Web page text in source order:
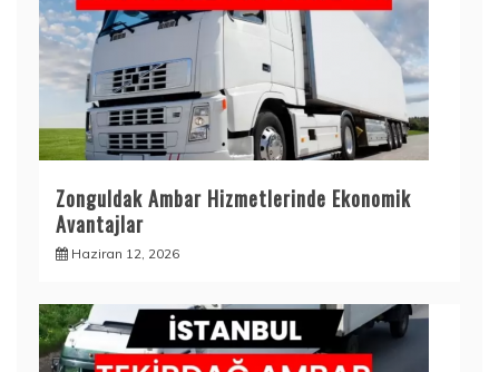
Zonguldak Ambar Hizmetlerinde Ekonomik
Avantajlar
Haziran 12, 2026